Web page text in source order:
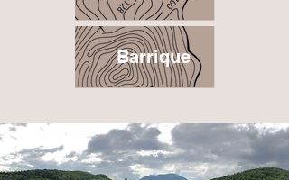
Barrique